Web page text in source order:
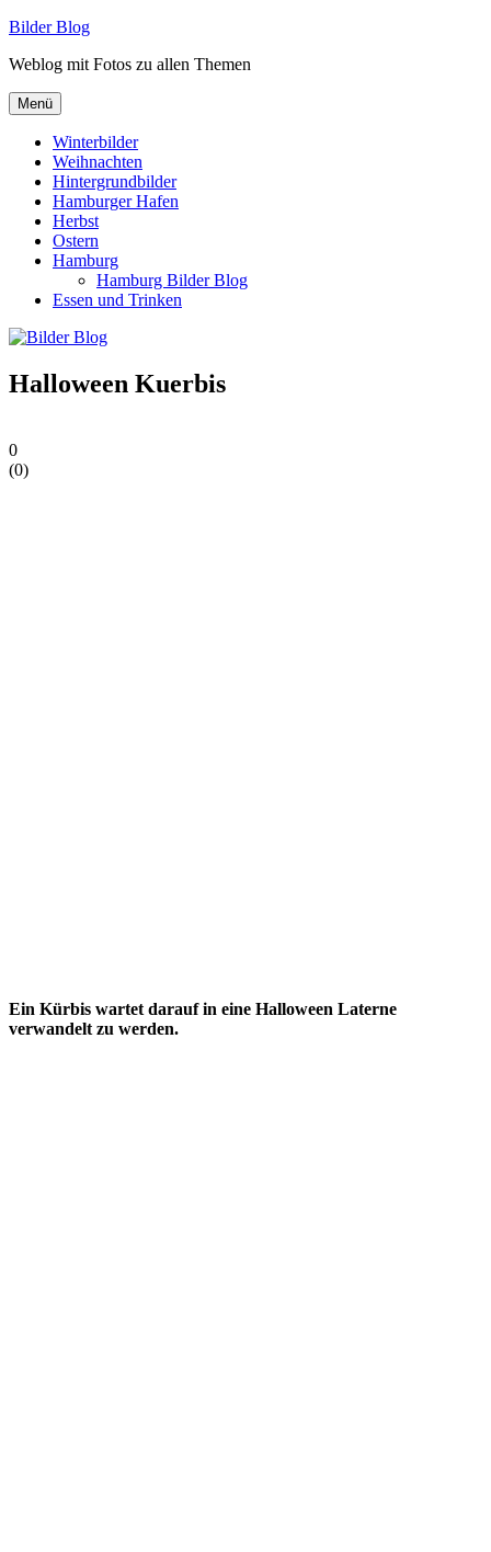
Zum
springen
Bilder Blog
Weblog mit Fotos zu allen Themen
Menü
Winterbilder
Weihnachten
Hintergrundbilder
Hamburger Hafen
Herbst
Ostern
Hamburg
Hamburg Bilder Blog
Essen und Trinken
Halloween Kuerbis
0
(0)
Ein Kürbis wartet darauf in eine Halloween Laterne
verwandelt zu werden.